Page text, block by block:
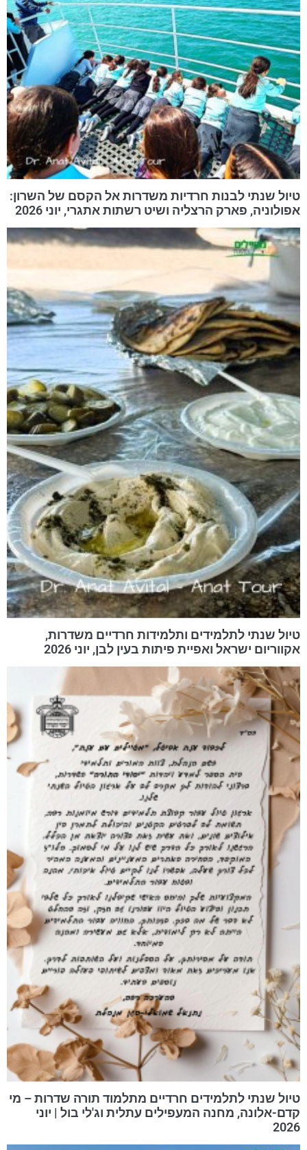
טיול שנתי לבנות חרדיות משדרות אל הקסם של השרון:
אפולוניה, פארק הרצליה ושיט רשתות אתגרי, יוני 2026
טיול שנתי לתלמידים ותלמידות חרדיים משדרות,
אקווריום ישראל ואפיית פיתות בעין לבן, יוני 2026
טיול שנתי לתלמידים חרדיים מתלמוד תורה שדרות – מי
קדם-אלונה, מחנה המעפילים עתלית וג'לי בול | יוני
2026